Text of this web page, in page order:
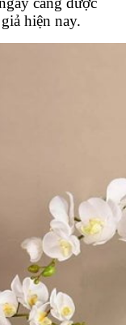
hiện nay.